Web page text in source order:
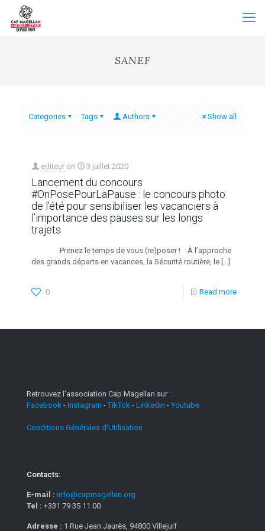
SANEF
Categories Tags Authors Show all
editeur on 3 juillet 2020
Lancement du concours
#OnPosePourLaPause : le concours photo
de l’été pour sensibiliser les vacanciers à
l’importance des pauses sur les longs
trajets
Prenez le temps de vous (re)poser ! À l’approche
des grands départs en vacances, la Sécurité routière, le […]
0 Read more
Retrouvez l'association Cap Magellan sur :
Facebook - Instagram -TikTok - Linkedin - Youtube
Conditions Générales d'Utilisation
Contacts:
E-mail : info@capmagellan.org
Tel : +331 79 35 11 00
Adresse : 1 Rue Jean Jaurès, 94800 Villejuif